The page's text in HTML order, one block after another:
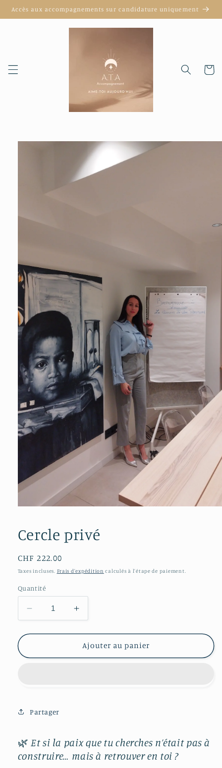
passer
au
Accès aux accompagnements sur candidature uniquement
Panier
Passer aux
Cercle privé
Prix
habituel
CHF 222.00
Taxes incluses. Frais d'expédition calculés à l'étape de paiement.
Quantité
Réduire
la
quantité
Cercle
Augmenter
la
quantité
de
Cercle
Ajouter au panier
Partager
🌿Et si la paix que tu cherches n’était pas à
construire… mais à retrouver en toi ?